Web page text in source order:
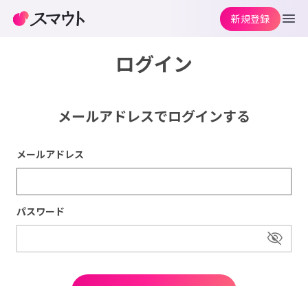
ログイン
メールアドレスでログインする
メールアドレス
パスワード
新規登録